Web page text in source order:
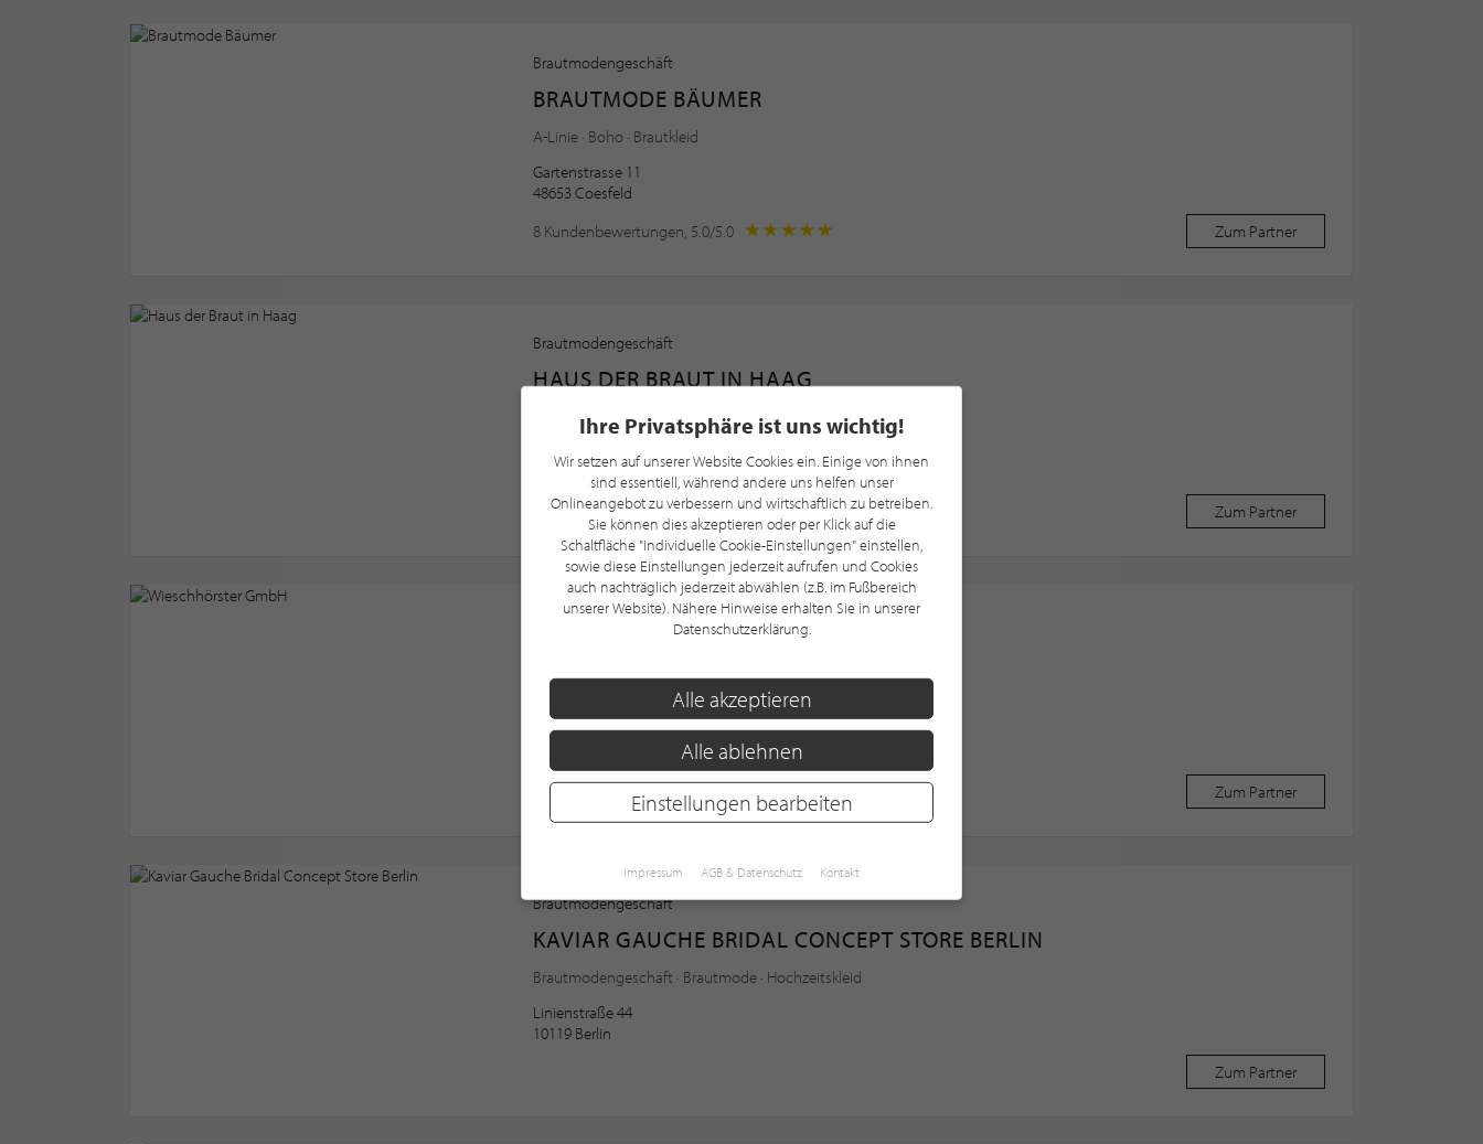
Brautmodengeschäft
BRAUTMODE BÄUMER
A-Linie · Boho · Brautkleid
Gartenstrasse 11
48653 Coesfeld
8 Kundenbewertungen, 5.0/5.0
Zum Partner
Brautmodengeschäft
HAUS DER BRAUT IN HAAG
Abendkleider · Abendmode · Accessoire
Hauptstrasse 2-4
83527 Haag in Oberbayern
1 Kundenbewertung, 5.0/5.0
Zum Partner
Herrenmode · Men's wear · Hochzeit
An der Martinschule 2
Zum Partner
Brautmodengeschäft
KAVIAR GAUCHE BRIDAL CONCEPT STORE BERLIN
Brautmodengeschäft · Brautmode · Hochzeitskleid
Linienstraße 44
10119 Berlin
Zum Partner
Ihre Privatsphäre ist uns wichtig!
Wir setzen auf unserer Website Cookies ein. Einige von ihnen
sind essentiell, während andere uns helfen unser
Onlineangebot zu verbessern und wirtschaftlich zu betreiben.
Sie können dies akzeptieren oder per Klick auf die
Schaltfläche "Individuelle Cookie-Einstellungen" einstellen,
sowie diese Einstellungen jederzeit aufrufen und Cookies
auch nachträglich jederzeit abwählen (z.B. im Fußbereich
unserer Website). Nähere Hinweise erhalten Sie in unserer
Datenschutzerklärung.
Alle akzeptieren
Alle ablehnen
Einstellungen bearbeiten
Impressum AGB & Datenschutz Kontakt